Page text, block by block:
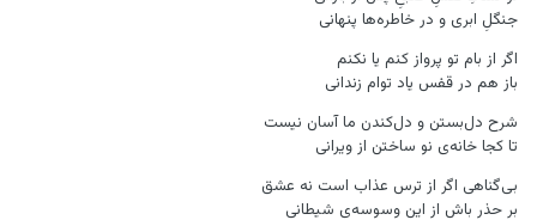
جنگلِ ابری و در خاطره‌ها پنهانی
اگر از بام تو پرواز کنم یا نکنم
باز هم در قفس یاد توام زندانی
شرح دل‌بستن و دل‌کندن ما آسان نیست
تا کجا خانه‌ی نو ساختن از ویرانی
بی‌گناهی اگر از ترس عذاب است نه عشق
بر حذر باش از این وسوسه‌ی شیطانی